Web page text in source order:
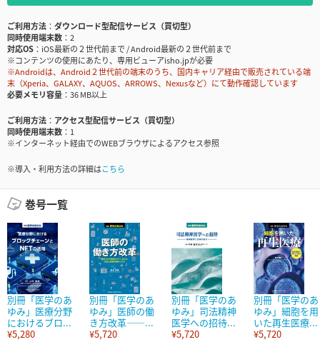
ご利用方法
ダウンロード型配信サービス（買切型）
同時使用端末数
2
対応OS
iOS最新の２世代前まで / Android最新の２世代前まで
※コンテンツの使用にあたり、専用ビューアisho.jpが必要
※Androidは、Android２世代前の端末のうち、国内キャリア経由で販売されている端
末（Xperia、GALAXY、AQUOS、ARROWS、Nexusなど）にて動作確認しています
必要メモリ容量
36 MB以上
ご利用方法
アクセス型配信サービス（買切型）
同時使用端末数
1
※インターネット経由でのWEBブラウザによるアクセス参照
※導入・利用方法の詳細はこちら
巻号一覧
別冊「医学のあ
ゆみ」医療分野
におけるブロ...
¥5,280
別冊「医学のあ
ゆみ」医師の働
き方改革――...
¥5,720
別冊「医学のあ
ゆみ」司法精神
医学への招待...
¥5,720
別冊「医学のあ
ゆみ」細胞を用
いた再生医療...
¥5,720